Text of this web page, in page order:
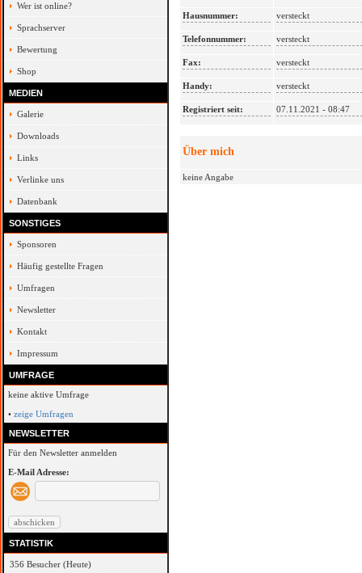
Wer ist online?
Sprachserver
Bewertung
Shop
MEDIEN
Galerie
Downloads
Links
Verlinke uns
Datenbank
SONSTIGES
Sponsoren
Häufig gestellte Fragen
Umfragen
Newsletter
Kontakt
Impressum
UMFRAGE
keine aktive Umfrage
• zeige Umfragen
NEWSLETTER
Für den Newsletter anmelden
E-Mail Adresse:
STATISTIK
356 Besucher (Heute)
Hausnummer: versteckt
Telefonnummer: versteckt
Fax: versteckt
Handy: versteckt
Registriert seit: 07.11.2021 - 08:47
Über mich
keine Angabe